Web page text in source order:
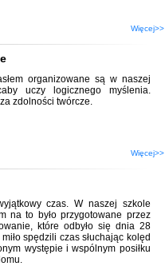
Więcej>>
organizowane są w naszej
uczy logicznego myślenia.
zdolności twórcze.
Więcej>>
czas. W naszej szkole
na to było przygotowane przez
które odbyło się dnia 28
spędzili czas słuchając kolęd
występie i wspólnym posiłku